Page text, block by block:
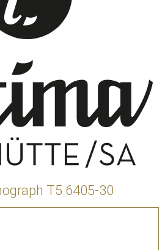
T5 6405-30